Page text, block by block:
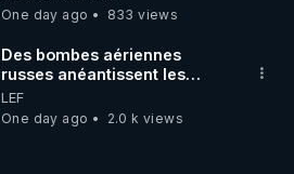
One day ago
833 views
Des bombes aériennes
russes anéantissent les
centres de contrôle de
drones de 3 brigades
ukrainienne
LEF
One day ago
2.0 k views